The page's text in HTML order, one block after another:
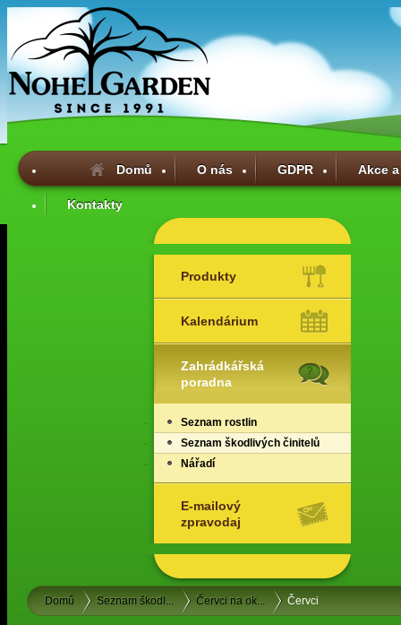
Domů O nás GDPR Akce
Kontakty
Produkty
Kalendárium
Zahrádkářská
poradna
Seznam rostlin
Seznam škodlivých činitelů
Nářadí
E-mailový
zpravodaj
Domů Seznam škodl... Červci na ok... Červci